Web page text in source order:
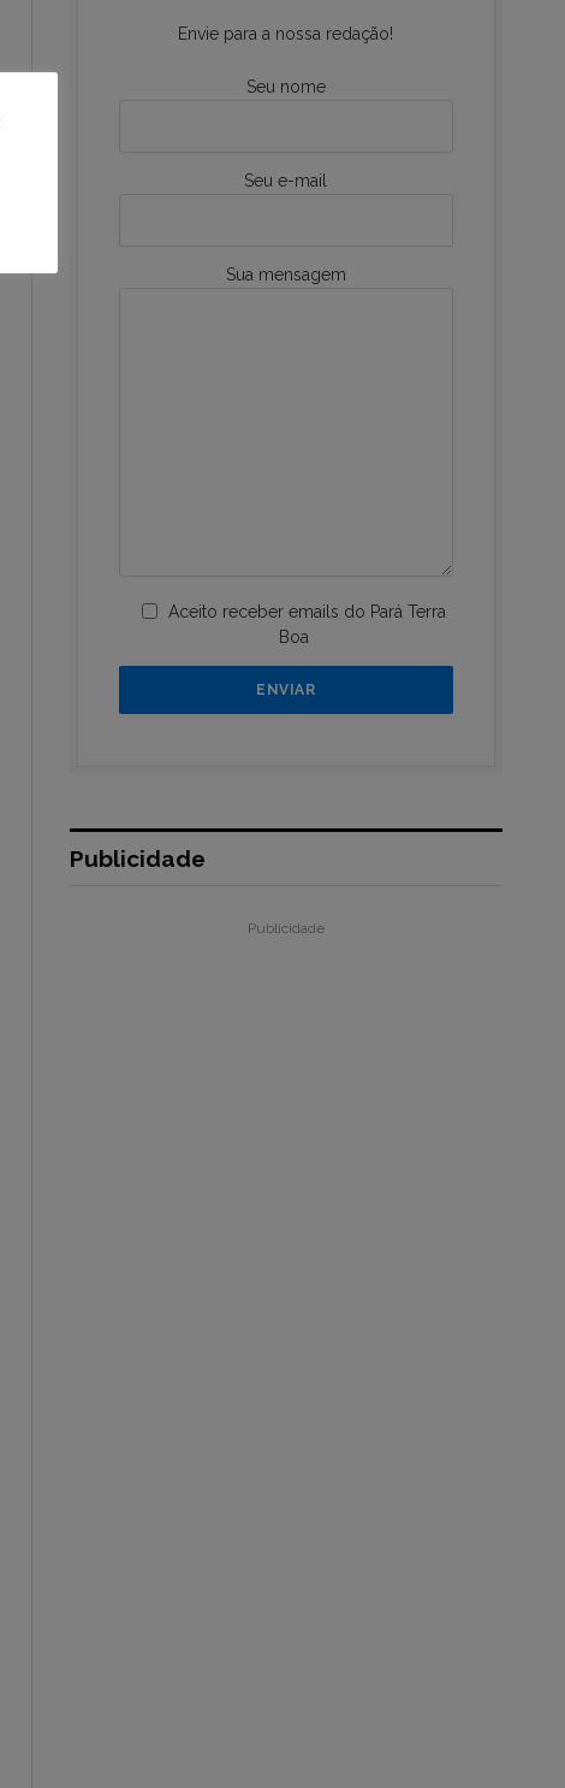
Envie para a nossa redação!
Seu nome
Seu e-mail
Sua mensagem
Aceito receber emails do Pará Terra
Boa
Publicidade
Publicidade